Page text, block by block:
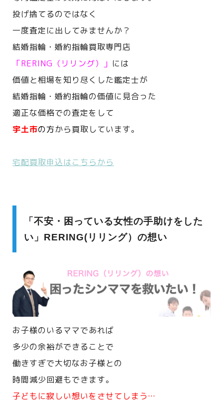
投げ捨てるのではなく
一度査定に出してみませんか？
結婚指輪・婚約指輪買取専門店
「RERING（リリング）」 には
価値と相場を知り尽くした鑑定士が
結婚指輪・婚約指輪の価値に見合った
適正な価格での査定をして
宇土市の方から買取しています。
宅配買取申込はこちらから
「不安・困っている女性の手助けをした
い」RERING(リリング）の想い
お子様のいるママであれば
多少の余裕ができることで
働きすぎで大切なお子様との
時間減少回避もできます。
子どもに寂しい想いをさせてしまう…